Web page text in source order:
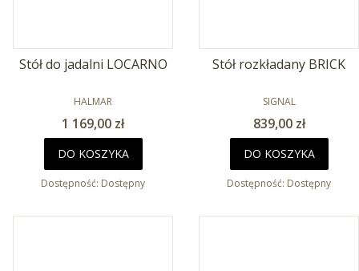
Stół do jadalni LOCARNO
PRODUCENT
HALMAR
Cena
1 169,00 zł
DO KOSZYKA
Dostępność: Dostępny
Stół rozkładany BRICK
PRODUCENT
SIGNAL
Cena
839,00 zł
DO KOSZYKA
Dostępność: Dostępny